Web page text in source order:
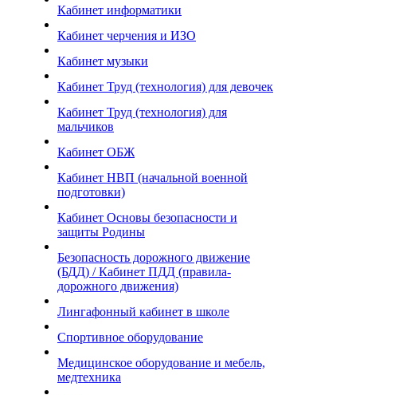
Кабинет информатики
Кабинет черчения и ИЗО
Кабинет музыки
Кабинет Труд (технология) для девочек
Кабинет Труд (технология) для
мальчиков
Кабинет ОБЖ
Кабинет НВП (начальной военной
подготовки)
Кабинет Основы безопасности и
защиты Родины
Безопасность дорожного движение
(БДД) / Кабинет ПДД (правила-
дорожного движения)
Лингафонный кабинет в школе
Спортивное оборудование
Медицинское оборудование и мебель,
медтехника